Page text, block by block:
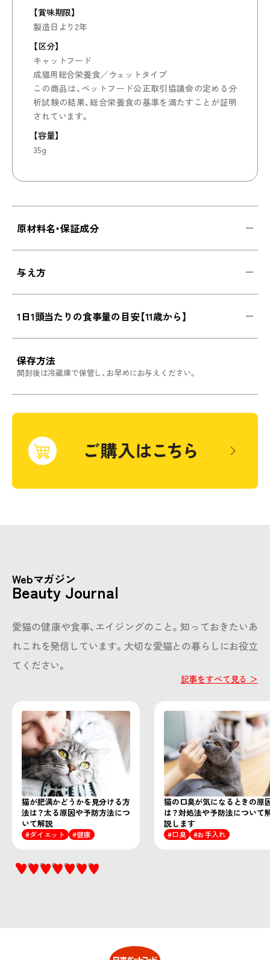
給与量ガイドはこちら
【賞味期限】
製造日より2年
【区分】
キャットフード
成猫用総合栄養食／ウェットタイプ
この商品は、ペットフード公正取引協議会の定める分
析試験の結果、総合栄養食の基準を満たすことが証明
されています。
【容量】
35g
原材料名・保証成分
与え方
1日1頭当たりの食事量の目安【11歳から】
保存方法
開封後は冷蔵庫で保管し、お早めにお与えください。
Webマガジン
Beauty Journal
愛猫の健康や食事、エイジングのこと。知っておきたいあ
れこれを発信しています。 大切な愛猫との暮らしにお役立
てください。
記事をすべて見る ＞
猫が肥満かどうかを見分ける方
法は？太る原因や予防方法につ
いて解説
ダイエット 健康
猫の口臭が気になるときの原
は？対処法や予防法について
説します
口臭 お手入れ